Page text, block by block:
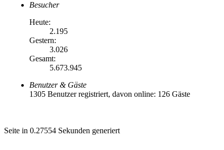
Besucher
Heute:
2.195
Gestern:
3.026
Gesamt:
5.673.945
Benutzer & Gäste
1305 Benutzer registriert, davon online: 126 Gäste
Seite in 0.27554 Sekunden generiert